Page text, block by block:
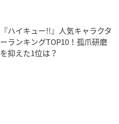
『ハイキュー!!』人気キャラクタ
ーランキングTOP10！孤爪研磨
を抑えた1位は？